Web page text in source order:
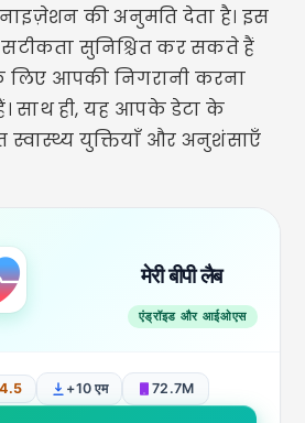
की अनुमति देता है। इस
सुनिश्चित कर सकते हैं
आपकी निगरानी करना
साथ ही, यह आपके डेटा के
स्वास्थ्य युक्तियाँ और अनुशंसाएँ
मेरी बीपी लैब
एंड्रॉइड और आईओएस
4.5 +10 एम 72.7M